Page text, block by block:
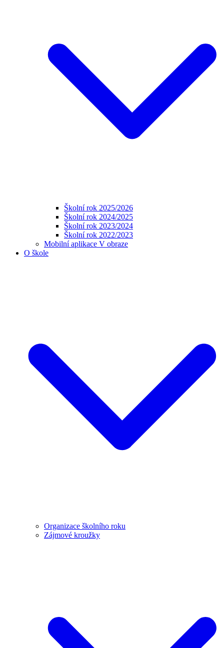
Školní rok 2025/2026
Školní rok 2024/2025
Školní rok 2023/2024
Školní rok 2022/2023
Mobilní aplikace V obraze
O škole
Organizace školního roku
Zájmové kroužky